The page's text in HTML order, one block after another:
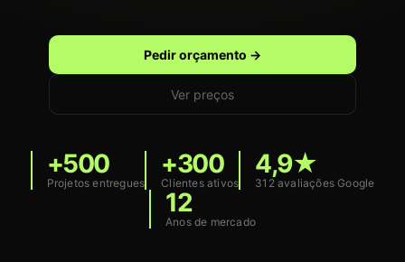
Pedir orçamento →
Ver preços
+500
Projetos entregues
+300
Clientes ativos
4,9★
312 avaliações Google
12
Anos de mercado